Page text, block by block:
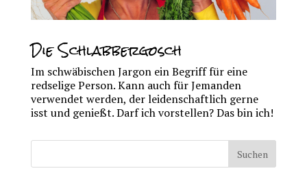
Die Schlabbergosch
Im schwäbischen Jargon ein Begriff für eine
redselige Person. Kann auch für Jemanden
verwendet werden, der leidenschaftlich gerne
isst und genießt. Darf ich vorstellen? Das bin ich!